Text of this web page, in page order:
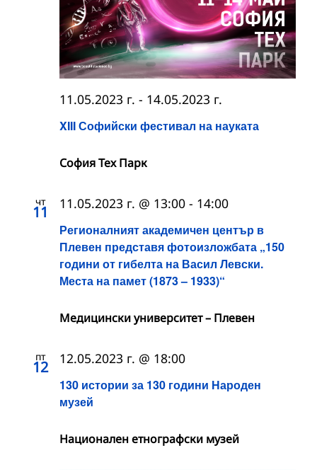
XIII Софийски фестивал на науката
11.05.2023 г. - 14.05.2023 г.
София Тех Парк
чт
11
Регионалният академичен център в
Плевен представя фотоизложбата „150
години от гибелта на Васил Левски.
Места на памет (1873 – 1933)“
11.05.2023 г. @ 13:00 - 14:00
Медицински университет – Плевен
пт
12
130 истории за 130 години Народен
музей
12.05.2023 г. @ 18:00
Националeн етнографски музей